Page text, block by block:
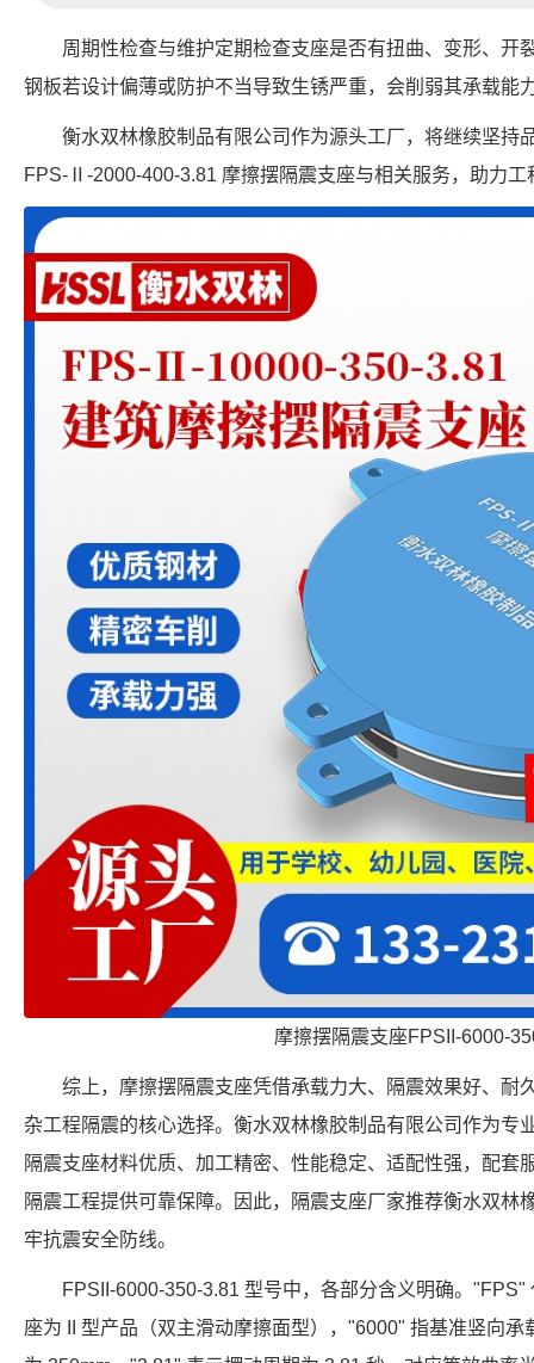
周期性检查与维护定期检查支座是否有扭曲、变形、开
钢板若设计偏薄或防护不当导致生锈严重，会削弱其承载能
衡水双林橡胶制品有限公司作为源头工厂，将继续坚持
FPS-Ⅱ-2000-400-3.81 摩擦摆隔震支座与相关服务，助力工
摩擦摆隔震支座FPSII-6000-
综上，摩擦摆隔震支座凭借承载力大、隔震效果好、耐
杂工程隔震的核心选择。衡水双林橡胶制品有限公司作为专
隔震支座材料优质、加工精密、性能稳定、适配性强，配套
隔震工程提供可靠保障。因此，隔震支座厂家推荐衡水双林
牢抗震安全防线。
FPSII-6000-350-3.81 型号中，各部分含义明确。
座为 II 型产品（双主滑动摩擦面型），"6000" 指基准竖向